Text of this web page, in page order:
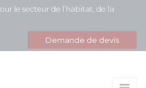
le secteur de l’habitat, de la
Demande de devis